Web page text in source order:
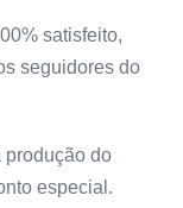
satisfeito,
seguidores do
produção do
especial.